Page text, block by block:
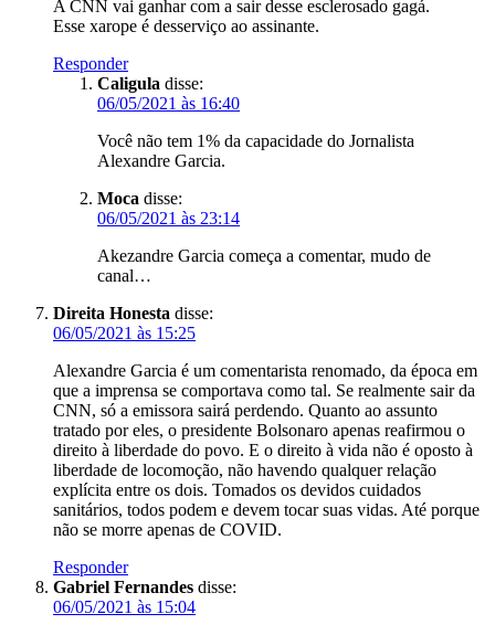
A CNN vai ganhar com a sair desse esclerosado gagá.
Esse xarope é desserviço ao assinante.
Responder
Caligula disse:
06/05/2021 às 16:40
Você não tem 1% da capacidade do Jornalista
Alexandre Garcia.
Moca disse:
06/05/2021 às 23:14
Akezandre Garcia começa a comentar, mudo de
canal…
Direita Honesta disse:
06/05/2021 às 15:25
Alexandre Garcia é um comentarista renomado, da época em
que a imprensa se comportava como tal. Se realmente sair da
CNN, só a emissora sairá perdendo. Quanto ao assunto
tratado por eles, o presidente Bolsonaro apenas reafirmou o
direito à liberdade do povo. E o direito à vida não é oposto à
liberdade de locomoção, não havendo qualquer relação
explícita entre os dois. Tomados os devidos cuidados
sanitários, todos podem e devem tocar suas vidas. Até porque
não se morre apenas de COVID.
Responder
Gabriel Fernandes disse:
06/05/2021 às 15:04